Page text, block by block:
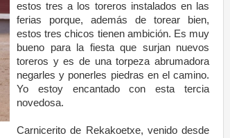
estos tres a los toreros instalados en las
ferias porque, además de torear bien,
estos tres chicos tienen ambición. Es muy
bueno para la fiesta que surjan nuevos
toreros y es de una torpeza abrumadora
negarles y ponerles piedras en el camino.
Yo estoy encantado con esta tercia
novedosa.
Carnicerito de Rekakoetxe, venido desde